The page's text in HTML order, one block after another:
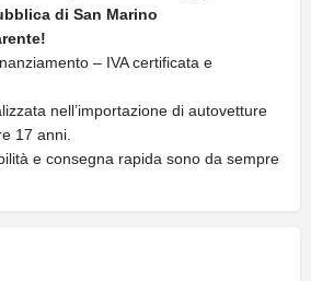
di San Marino
– IVA certificata e
nell’importazione di autovetture
17 anni.
e consegna rapida sono da sempre